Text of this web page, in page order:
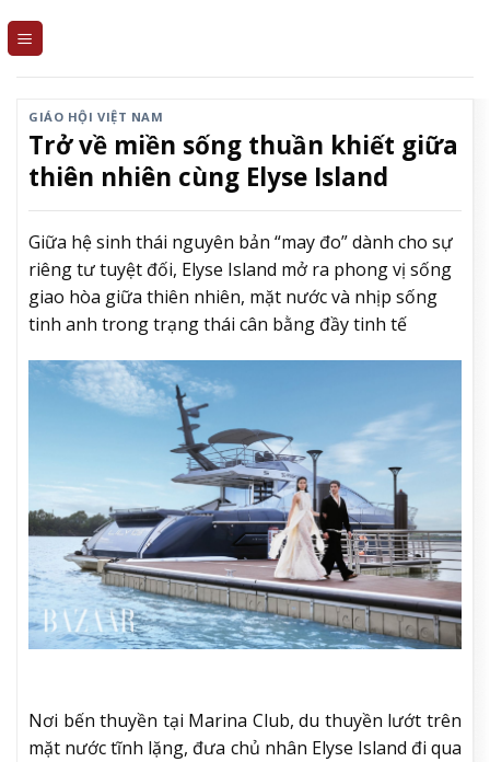
GIÁO HỘI VIỆT NAM
Trở về miền sống thuần khiết giữa
thiên nhiên cùng Elyse Island
Giữa hệ sinh thái nguyên bản “may đo” dành cho sự
riêng tư tuyệt đối, Elyse Island mở ra phong vị sống
giao hòa giữa thiên nhiên, mặt nước và nhịp sống
tinh anh trong trạng thái cân bằng đầy tinh tế
Nơi bến thuyền tại Marina Club, du thuyền lướt trên
mặt nước tĩnh lặng, đưa chủ nhân Elyse Island đi qua